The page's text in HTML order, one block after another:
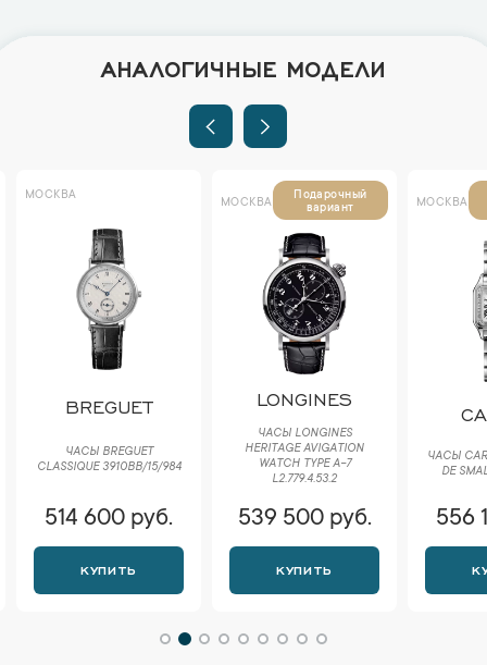
АНАЛОГИЧНЫЕ МОДЕЛИ
МОСКВА
BREGUET
ЧАСЫ BREGUET
CLASSIQUE 3910BB/15/984
514 600 руб.
КУПИТЬ
МОСКВА
Подарочный
вариант
LONGINES
ЧАСЫ LONGINES
HERITAGE AVIGATION
WATCH TYPE A-7
L2.779.4.53.2
539 500 руб.
КУПИТЬ
МОСКВА
ЧАСЫ
DE
556